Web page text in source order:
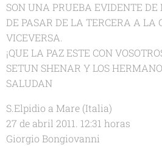
SON UNA PRUEBA EVIDENTE DE
DE PASAR DE LA TERCERA A LA
VICEVERSA.
¡QUE LA PAZ ESTE CON
SETUN SHENAR Y LOS
SALUDAN
S.Elpidio a Mare (Italia)
27 de abril 2011. 12:31 horas
Giorgio Bongiovanni